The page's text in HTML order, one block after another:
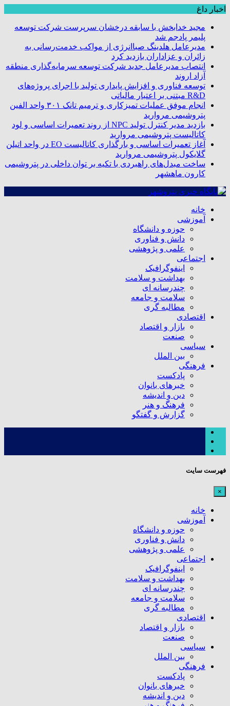
اخبار داغ
مجید خدابخش با سابقه درخشان سرپرست شرکت توسعه
پلیمر پادجم شد
مدیرعامل هلدینگ صباانرژی از مواکب خدمت‌رسانی به
زائران و عزاداران بازدید کرد
انتصاب مدیرعامل جدید شرکت توسعه سرمایه‌گذاری منطقه
آزاد اروند
توسعه فناوری و افزایش پایداری تولید با اجرای پروژه‌های
R&D مبتنی بر اعتبار مالیاتی
انجام موفق عملیات تمیزکاری و ترمیم تانک ۳۰۱ واحد الفین
پتروشیمی مروارید
بازدید مدیر کنترل تولید NPC از روند تعمیرات اساسی و لود
کاتالیست پتروشیمی مروارید
آغاز تعمیرات اساسی و بارگذاری کاتالیست EO در واحد اتیلن
گلایکول پتروشیمی مروارید
ساخت مبدل‌های راهبردی با تکیه بر توان داخلی در پتروشیمی
کارون ماهشهر
خانه
آموزشی
حوزه و دانشگاه
دانش و فناوری
علمی و پژوهشی
اجتماعی
اینفوگرافیک
بهداشت و سلامت
چندرسانه ای
سلامت و جامعه
مطالبه گری
اقتصادی
بازار و اقتصاد
صنعت
سیاسی
بین الملل
فرهنگی
پادکست
خبرهای بانوان
دین و اندیشه
فرهنگ و هنر
گزارش و گفتگو
فهرست سایت
×
خانه
آموزشی
حوزه و دانشگاه
دانش و فناوری
علمی و پژوهشی
اجتماعی
اینفوگرافیک
بهداشت و سلامت
چندرسانه ای
سلامت و جامعه
مطالبه گری
اقتصادی
بازار و اقتصاد
صنعت
سیاسی
بین الملل
فرهنگی
پادکست
خبرهای بانوان
دین و اندیشه